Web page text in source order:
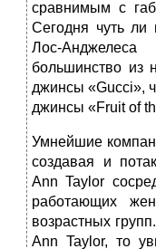
сравнимым с
Сегодня чуть
большинство из
джинсы «Gucci»,
джинсы «Fruit of
Умнейшие
создавая и
Ann Taylor
работающих
возрастных
Ann Taylor, то